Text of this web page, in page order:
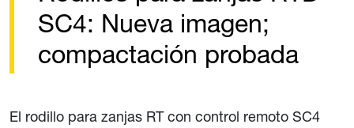
SC4: Nueva imagen;
compactación probada
El rodillo para zanjas RT con control remoto SC4